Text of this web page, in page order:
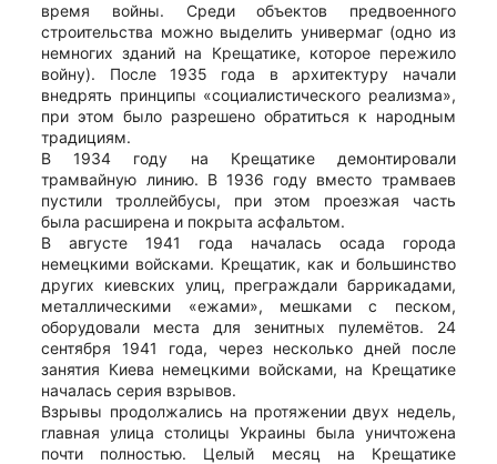
время войны. Среди объектов предвоенного
строительства можно выделить универмаг (одно из
немногих зданий на Крещатике, которое пережило
войну). После 1935 года в архитектуру начали
внедрять принципы «социалистического реализма»,
при этом было разрешено обратиться к народным
традициям.
В 1934 году на Крещатике демонтировали
трамвайную линию. В 1936 году вместо трамваев
пустили троллейбусы, при этом проезжая часть
была расширена и покрыта асфальтом.
В августе 1941 года началась осада города
немецкими войсками. Крещатик, как и большинство
других киевских улиц, преграждали баррикадами,
металлическими «ежами», мешками с песком,
оборудовали места для зенитных пулемётов. 24
сентября 1941 года, через несколько дней после
занятия Киева немецкими войсками, на Крещатике
началась серия взрывов.
Взрывы продолжались на протяжении двух недель,
главная улица столицы Украины была уничтожена
почти полностью. Целый месяц на Крещатике